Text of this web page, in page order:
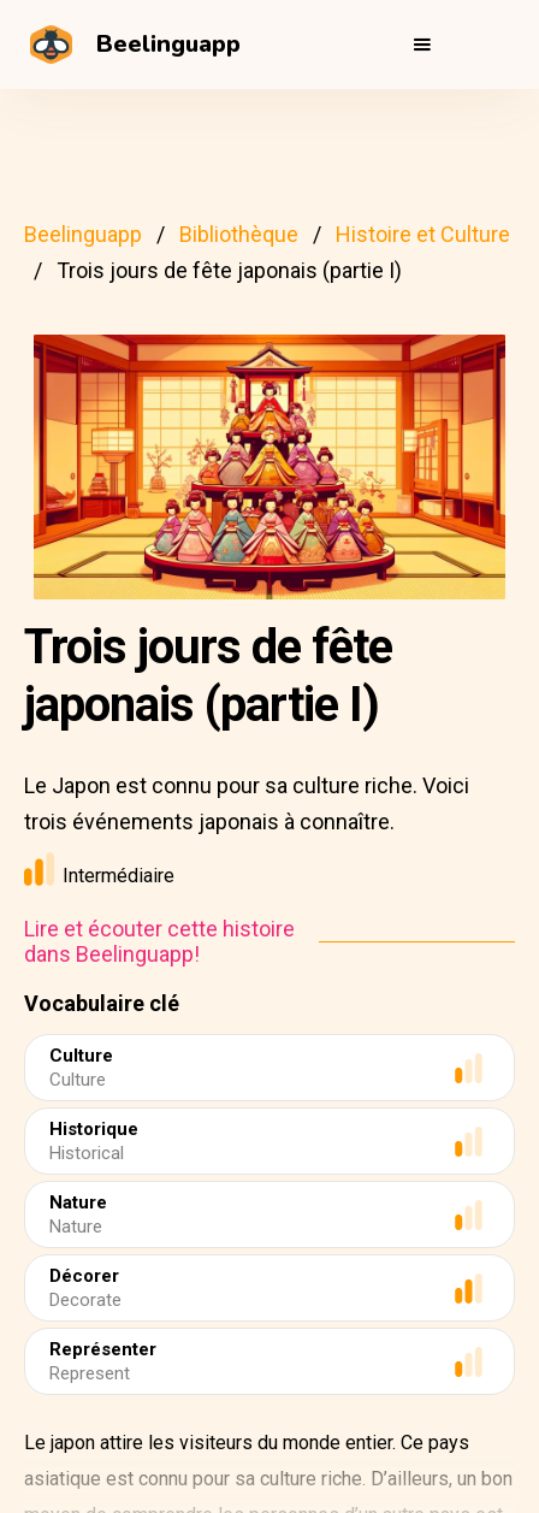
Beelinguapp
Beelinguapp Bibliothèque
Histoire et Culture
Trois jours de fête japonais (partie I)
Vocabulaire clé
Culture
Culture
Historique
Historical
Nature
Nature
Décorer
Decorate
Représenter
Represent
Trois jours de fête
japonais (partie I)
Le Japon est connu pour sa culture riche. Voici
trois événements japonais à connaître.
Intermédiaire
Lire et écouter cette histoire
dans Beelinguapp!
Le japon attire les visiteurs du monde entier. Ce pays
asiatique est connu pour sa culture riche. D’ailleurs, un bon